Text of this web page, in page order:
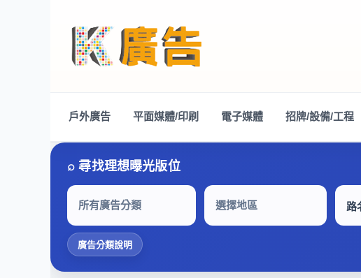
戶外廣告 平面媒體/印刷 電子媒體 招牌/設備/工程
所有廣告分類 選擇地區
廣告分類說明